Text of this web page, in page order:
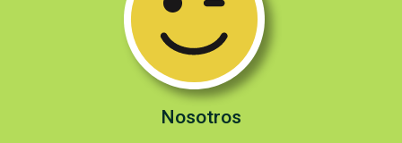
Nosotros